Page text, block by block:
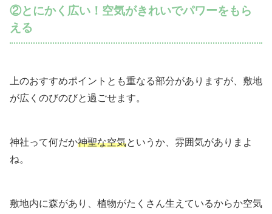
②とにかく広い！空気がきれいでパワーをもら
える
上のおすすめポイントとも重なる部分がありますが、敷地
が広くのびのびと過ごせます。
神社って何だか神聖な空気というか、雰囲気がありまよ
ね。
敷地内に森があり、植物がたくさん生えているからか空気